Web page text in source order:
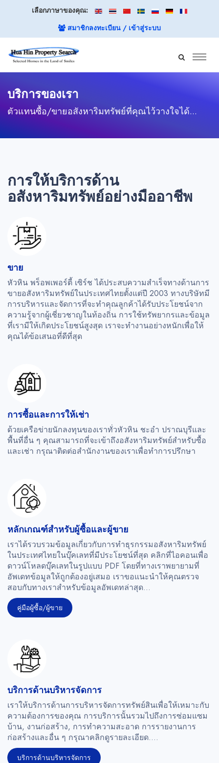
เลือกภาษาของคุณ:
สมาชิกลงทะเบียน / เข้าสู่ระบบ
บริการของเรา
ตัวแทนซื้อ/ขายอสังหาริมทรัพย์ที่คุณไว้วางใจได้...
การให้บริการด้าน
อสังหาริมทรัพย์อย่างมืออาชีพ
ขาย
หัวหิน พร็อพเพอร์ตี้ เซิร์ช ได้ประสบความสำเร็จทางด้านการ
ขายอสังหาริมทรัพย์ในประเทศไทยตั้งแต่ปี 2003 ทางบริษัทมี
การบริหารและจัดการที่จะทำคุณลูกค้าได้รับประโยชน์จาก
ความรู้จากผู้เชี่ยวชาญในท้องถิ่น การใช้ทรัพยากรและข้อมูล
ที่เรามีให้เกิดประโยชน์สูงสุด เราจะทำงานอย่างหนักเพื่อให้
คุณได้ข้อเสนอที่ดีที่สุด
การซื้อและการให้เช่า
ด้วยเครือข่ายนักลงทุนของเราทั่วหัวหิน ชะอำ ปราณบุรีและ
พื้นที่อื่น ๆ คุณสามารถที่จะเข้าถึงอสังหาริมทรัพย์สำหรับซื้อ
และเช่า กรุณาติดต่อสำนักงานของเราเพื่อทำการปรึกษา
หลักเกณฑ์สำหรับผู้ซื้อและผู้ขาย
เราได้รวบรวมข้อมูลเกี่ยวกับการทำธุรกรรมอสังหาริมทรัพย์
ในประเทศไทยในบุ๊คเลทที่มีประโยชน์ที่สุด คลิกที่ไอคอนเพื่อ
ดาวน์โหลดบุ๊คเลทในรูปแบบ PDF โดยที่ทางเราพยายามที่
อัพเดทข้อมูลให้ถูกต้องอยู่เสมอ เราขอแนะนำให้คุณตรวจ
สอบกับทางเราสำหรับข้อมูลอัพเดทล่าสุด...
คู่มือผู้ซื้อ/ผู้ขาย
บริการด้านบริหารจัดการ
เราให้บริการด้านการบริหารจัดการทรัพย์สินเพื่อให้เหมาะกับ
ความต้องการของคุณ การบริการนั้นรวมไปถึงการซ่อมแซม
บ้าน, งานก่อสร้าง, การทำความสะอาด การรายงานการ
ก่อสร้างและอื่น ๆ กรุณาคลิกดูรายละเอียด....
บริการด้านบริหารจัดการ